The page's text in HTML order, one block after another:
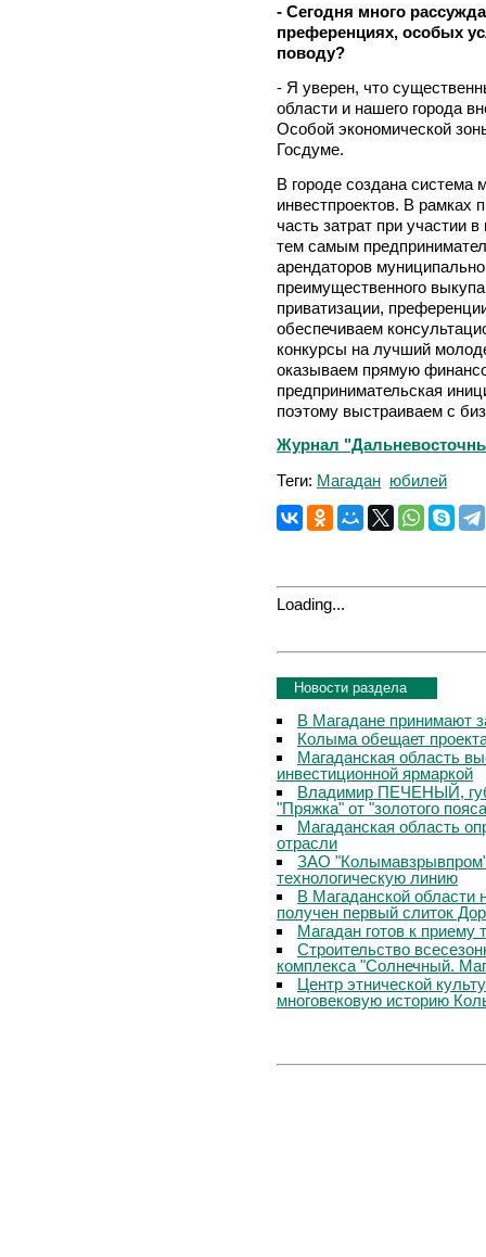
- Сегодня много
преференциях, особых
поводу?
- Я уверен, что
области и нашего города
Особой экономической
Госдуме.
В городе создана система
инвестпроектов. В
часть затрат при участии
тем самым
арендаторов
преимущественного
приватизации,
обеспечиваем
конкурсы на лучший
оказываем прямую
предпринимательская
поэтому выстраиваем с
Журнал
Теги: Магадан юбилей
Loading...
Новости раздела
В Магадане принимают
Колыма обещает
Магаданская область
инвестиционной ярмаркой
Владимир ПЕЧЕНЫЙ,
"Пряжка" от "золотого
Магаданская область
отрасли
ЗАО
технологическую линию
В Магаданской области
получен первый слиток
Магадан готов к приему
Строительство
комплекса "Солнечный.
Центр этнической
многовековую историю